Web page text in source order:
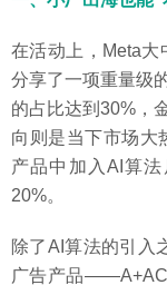
在活动上，Meta大
分享了一项重量级
的占比达到30%，
向则是当下市场大
产品中加入AI算
20%。
除了AI算法的引入
广告产品——A+AC